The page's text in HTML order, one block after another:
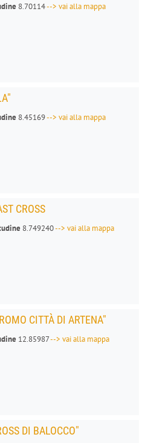
8.70114--> vai alla mappa
8.45169--> vai alla mappa
CROSS
8.749240--> vai alla mappa
CITTÀ DI ARTENA"
12.85987--> vai alla mappa
DI BALOCCO"